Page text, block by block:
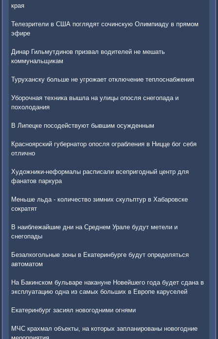
края
Телезрители в США поглядят сочинскую Олимпиаду в прямом
эфире
Динар Гильмутдинов призвал водителей не мешать
коммунальщикам
Туруханску больше не угрожает отключение теплоснабжения
Уборочная техника вышла на улицы опосля снегопада и
похолодания
В Липецке посодействуют бывшим осужденным
Красноярский губернатор опосля ограбления в Ницце бог себя
отлично
Художники-неформалы расписали всепригодный центр для
фанатов паркура
Меньше льда - количество зимних скульптур в Хабаровске
сократят
В наиблежайшие дни на Среднем Урале будут метели и
снегопады
Безалкогольные зоны в Екатеринбурге будут определяться
автоматом
На Бакинском бульваре накануне Новейшего года будет сдана в
эксплуатацию одна из самых больших в Европе каруселей
Екатеринбург засиял новогодними огнями
МЧС крахмал объекты, на которых запланированы новогодние